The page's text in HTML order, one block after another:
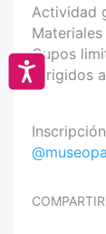
Actividad
Cupos
Dirigidos